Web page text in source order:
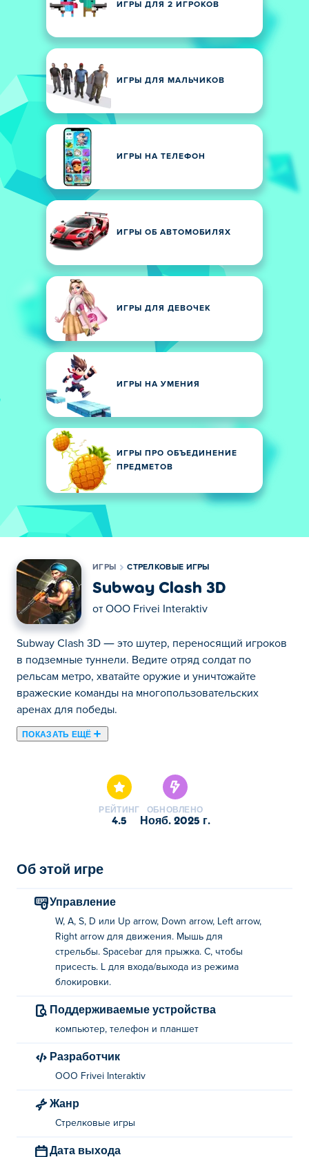
ИГРЫ ДЛЯ 2 ИГРОКОВ
ИГРЫ ДЛЯ МАЛЬЧИКОВ
ИГРЫ НА ТЕЛЕФОН
ИГРЫ ОБ АВТОМОБИЛЯХ
ИГРЫ ДЛЯ ДЕВОЧЕК
ИГРЫ НА УМЕНИЯ
ИГРЫ ПРО ОБЪЕДИНЕНИЕ
ПРЕДМЕТОВ
ИГРЫ СТРЕЛКОВЫЕ ИГРЫ
Subway Clash 3D
от OOO Frivei Interaktiv
Subway Clash 3D — это шутер, переносящий игроков
в подземные туннели. Ведите отряд солдат по
рельсам метро, хватайте оружие и уничтожайте
вражеские команды на многопользовательских
аренах для победы.
ПОКАЗАТЬ ЕЩЁ
Стрелковые игры.
РЕЙТИНГ
4.5
ОБНОВЛЕНО
нояб. 2025 г.
Об этой игре
Управление
W, A, S, D или Up arrow, Down arrow, Left arrow,
Right arrow для движения. Мышь для
стрельбы. Spacebar для прыжка. C, чтобы
присесть. L для входа/выхода из режима
блокировки.
Поддерживаемые устройства
компьютер, телефон и планшет
Разработчик
OOO Frivei Interaktiv
Жанр
Стрелковые игры
Дата выхода